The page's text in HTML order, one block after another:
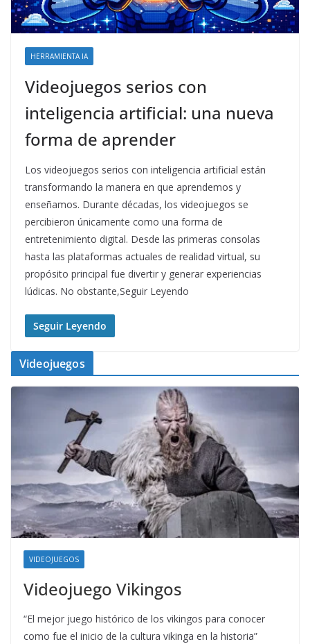
HERRAMIENTA IA
Videojuegos serios con
inteligencia artificial: una nueva
forma de aprender
Los videojuegos serios con inteligencia artificial están
transformando la manera en que aprendemos y
enseñamos. Durante décadas, los videojuegos se
percibieron únicamente como una forma de
entretenimiento digital. Desde las primeras consolas
hasta las plataformas actuales de realidad virtual, su
propósito principal fue divertir y generar experiencias
lúdicas. No obstante,Seguir Leyendo
Seguir Leyendo
Videojuegos
VIDEOJUEGOS
Videojuego Vikingos
“El mejor juego histórico de los vikingos para conocer
como fue el inicio de la cultura vikinga en la historia”